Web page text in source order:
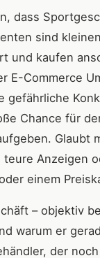
dass
sind
und kaufen
E-Commerce
gefährliche
Chance für
Anzeigen
einem
– objektiv
warum er
der